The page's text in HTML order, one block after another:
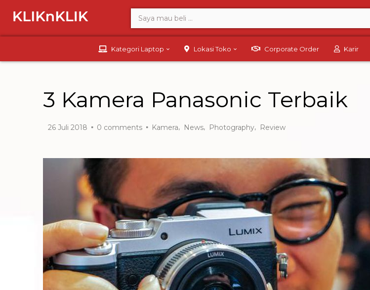
Kategori Laptop Lokasi Toko Corporate Order Karir
3 Kamera Panasonic Terbaik
26 Juli 2018 0 comments Kamera, News, Photography, Review